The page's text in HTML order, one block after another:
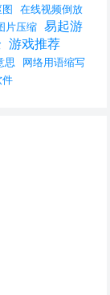
在线视频倒放
片压缩 易起游
游戏推荐
思
网络用语缩写
件